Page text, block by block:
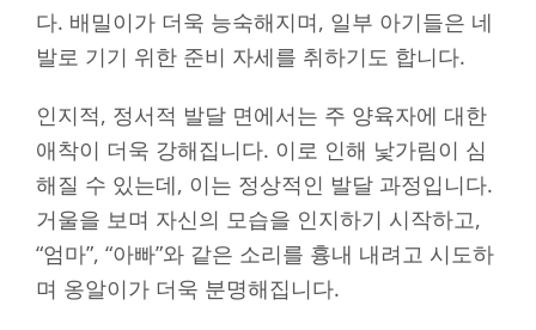
다. 배밀이가 더욱 능숙해지며, 일부 아기들은 네
발로 기기 위한 준비 자세를 취하기도 합니다.
인지적, 정서적 발달 면에서는 주 양육자에 대한
애착이 더욱 강해집니다. 이로 인해 낯가림이 심
해질 수 있는데, 이는 정상적인 발달 과정입니다.
거울을 보며 자신의 모습을 인지하기 시작하고,
“엄마”, “아빠”와 같은 소리를 흉내 내려고 시도하
며 옹알이가 더욱 분명해집니다.